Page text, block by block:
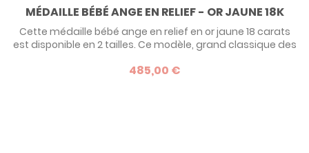
MÉDAILLE BÉBÉ ANGE EN RELIEF - OR JAUNE 18K
Cette médaille bébé ange en relief en or jaune 18 carats
est disponible en 2 tailles. Ce modèle, grand classique des
pour faire un cadeau à un tout petit !
485,00 €